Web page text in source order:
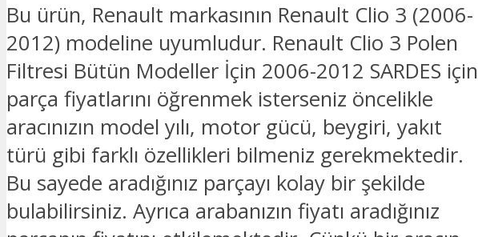
Bu ürün, Renault markasının Renault Clio 3 (2006-
2012) modeline uyumludur. Renault Clio 3 Polen
Filtresi Bütün Modeller İçin 2006-2012 SARDES için
parça fiyatlarını öğrenmek isterseniz öncelikle
aracınızın model yılı, motor gücü, beygiri, yakıt
türü gibi farklı özellikleri bilmeniz gerekmektedir.
Bu sayede aradığınız parçayı kolay bir şekilde
bulabilirsiniz. Ayrıca arabanızın fiyatı aradığınız